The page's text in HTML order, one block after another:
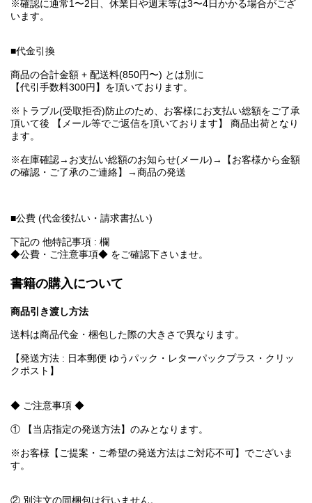
※確認に通常1〜2日、休業日や週末等は3〜4日かかる場合がござ
います。
■代金引換
商品の合計金額 + 配送料(850円〜) とは別に
【代引手数料300円】を頂いております。
※トラブル(受取拒否)防止のため、お客様にお支払い総額をご了承
頂いて後 【メール等でご返信を頂いております】 商品出荷となり
ます。
※在庫確認→お支払い総額のお知らせ(メール)→【お客様から金額
の確認・ご了承のご連絡】→商品の発送
■公費 (代金後払い・請求書払い)
下記の 他特記事項 : 欄
◆公費・ご注意事項◆ をご確認下さいませ。
書籍の購入について
商品引き渡し方法
送料は商品代金・梱包した際の大きさで異なります。
【発送方法 : 日本郵便 ゆうパック・レターパックプラス・クリッ
クポスト】
◆ ご注意事項 ◆
① 【当店指定の発送方法】のみとなります。
※お客様【ご提案・ご希望の発送方法はご対応不可】でございま
す。
② 別注文の同梱包は行いません。